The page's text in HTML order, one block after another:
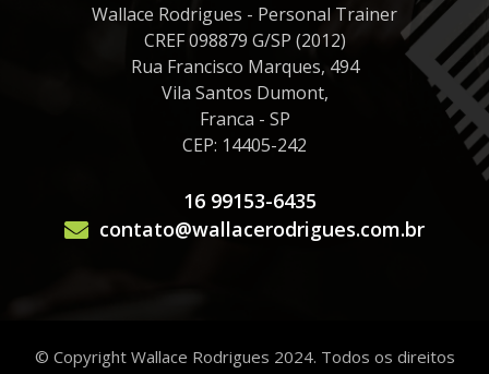
Wallace Rodrigues - Personal Trainer
CREF 098879 G/SP (2012)
Rua Francisco Marques, 494
Vila Santos Dumont,
Franca - SP
CEP: 14405-242
16 99153-6435
contato@wallacerodrigues.com.br
© Copyright Wallace Rodrigues 2024. Todos os direitos